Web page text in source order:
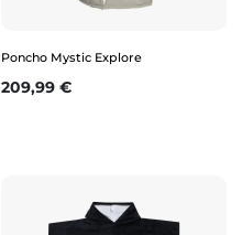
Poncho Mystic Explore
Prix
209,99 €